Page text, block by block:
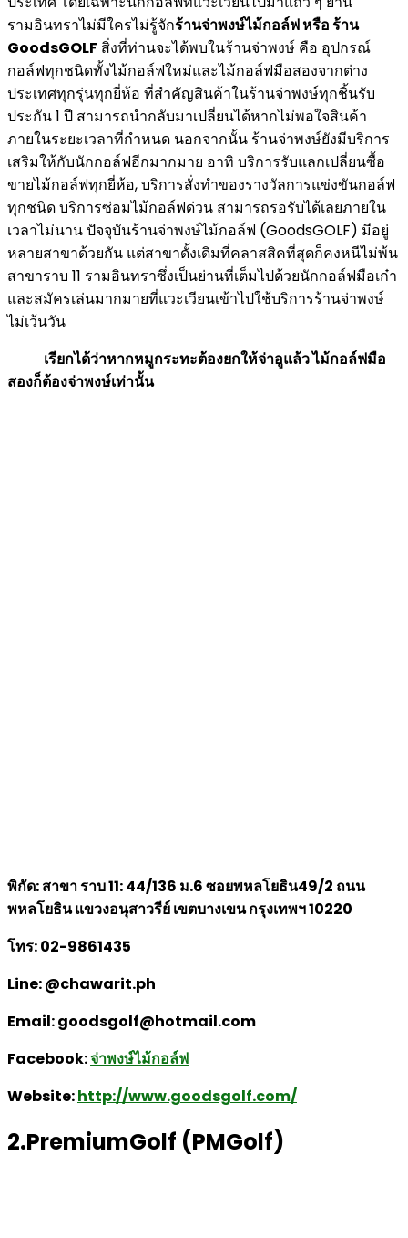
รามอินทราไม่มีใครไม่รู้จักร้านจ่าพงษ์ไม้กอล์ฟ หรือ ร้าน
GoodsGOLF สิ่งที่ท่านจะได้พบในร้านจ่าพงษ์ คือ อุปกรณ์
กอล์ฟทุกชนิดทั้งไม้กอล์ฟใหม่และไม้กอล์ฟมือสองจากต่าง
ประเทศทุกรุ่นทุกยี่ห้อ ที่สำคัญสินค้าในร้านจ่าพงษ์ทุกชิ้นรับ
ประกัน 1 ปี สามารถนำกลับมาเปลี่ยนได้หากไม่พอใจสินค้า
ภายในระยะเวลาที่กำหนด นอกจากนั้น ร้านจ่าพงษ์ยังมีบริการ
เสริมให้กับนักกอล์ฟอีกมากมาย อาทิ บริการรับแลกเปลี่ยนซื้อ
ขายไม้กอล์ฟทุกยี่ห้อ, บริการสั่งทำของรางวัลการแข่งขันกอล์ฟ
ทุกชนิด บริการซ่อมไม้กอล์ฟด่วน สามารถรอรับได้เลยภายใน
เวลาไม่นาน ปัจจุบันร้านจ่าพงษ์ไม้กอล์ฟ (GoodsGOLF) มีอยู่
หลายสาขาด้วยกัน แต่สาขาดั้งเดิมที่คลาสสิคที่สุดก็คงหนีไม่พ้น
สาขาราบ 11 รามอินทราซึ่งเป็นย่านที่เต็มไปด้วยนักกอล์ฟมือเก๋า
และสมัครเล่นมากมายที่แวะเวียนเข้าไปใช้บริการร้านจ่าพงษ์
ไม่เว้นวัน
เรียกได้ว่าหากหมูกระทะต้องยกให้จ่าอูแล้ว ไม้กอล์ฟมือ
สองก็ต้องจ่าพงษ์เท่านั้น
พิกัด: สาขา ราบ 11: 44/136 ม.6 ซอยพหลโยธิน49/2 ถนน
พหลโยธิน แขวงอนุสาวรีย์ เขตบางเขน กรุงเทพฯ 10220
โทร: 02-9861435
Line: @chawarit.ph
Email: goodsgolf@hotmail.com
Facebook:จ่าพงษ์ไม้กอล์ฟ
Website:http://www.goodsgolf.com/
2.PremiumGolf (PMGolf)